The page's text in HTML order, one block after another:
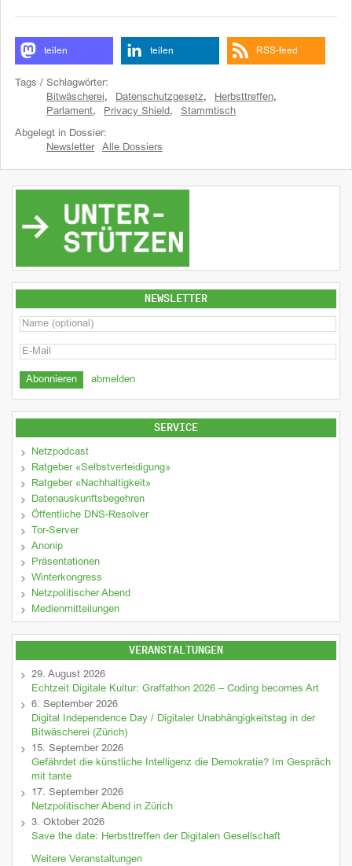
teilen teilen RSS-feed
Tags / Schlagwörter:
Bitwäscherei, Datenschutzgesetz, Herbsttreffen,
Parlament, Privacy Shield, Stammtisch
Abgelegt in Dossier:
Newsletter
Alle Dossiers
NEWSLETTER
abmelden
SERVICE
Netzpodcast
Ratgeber «Selbstverteidigung»
Ratgeber «Nachhaltigkeit»
Datenauskunftsbegehren
Öffentliche DNS-Resolver
Tor-Server
Anonip
Präsentationen
Winterkongress
Netzpolitischer Abend
Medienmitteilungen
VERANSTALTUNGEN
29. August 2026
Echtzeit Digitale Kultur: Graffathon 2026 – Coding becomes Art
6. September 2026
Digital Independence Day / Digitaler Unabhängigkeitstag in der
Bitwäscherei (Zürich)
15. September 2026
Gefährdet die künstliche Intelligenz die Demokratie? Im Gespräch
mit tante
17. September 2026
Netzpolitischer Abend in Zürich
3. Oktober 2026
Save the date: Herbsttreffen der Digitalen Gesellschaft
Weitere Veranstaltungen